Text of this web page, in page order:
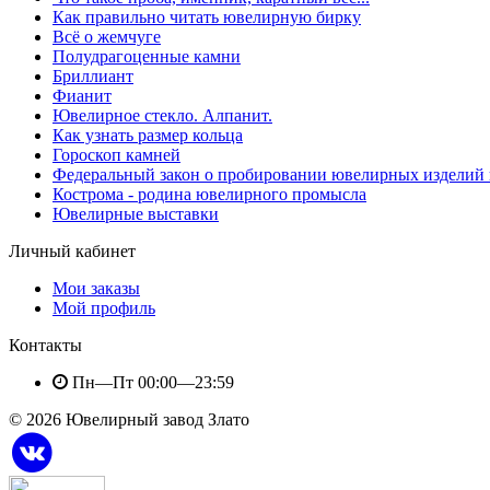
Как правильно читать ювелирную бирку
Всё о жемчуге
Полудрагоценные камни
Бриллиант
Фианит
Ювелирное стекло. Алпанит.
Как узнать размер кольца
Гороскоп камней
Федеральный закон о пробировании ювелирных изделий
Кострома - родина ювелирного промысла
Ювелирные выставки
Личный кабинет
Мои заказы
Мой профиль
Контакты
Пн—Пт 00:00—23:59
© 2026 Ювелирный завод Злато